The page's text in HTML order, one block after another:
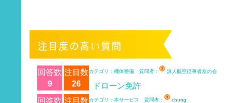
回答数
9
注目数
26
カテゴリ：機体整備 質問者： 無人航空従事者友の会
ドローン免許
回答数 注目数 カテゴリ：本サービス 質問者： chung